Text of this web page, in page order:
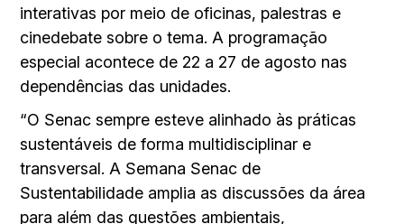
interativas por meio de oficinas, palestras e
cinedebate sobre o tema. A programação
especial acontece de 22 a 27 de agosto nas
dependências das unidades.
“O Senac sempre esteve alinhado às práticas
sustentáveis de forma multidisciplinar e
transversal. A Semana Senac de
Sustentabilidade amplia as discussões da área
para além das questões ambientais,